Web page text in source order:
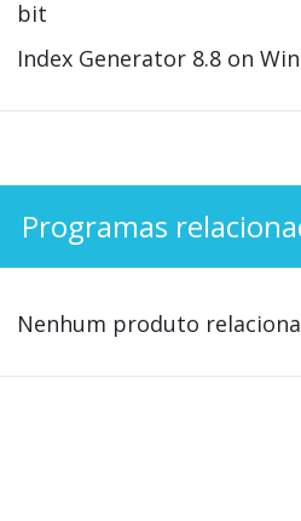
bit
Index Generator 8.8 on
Programas
Nenhum produto